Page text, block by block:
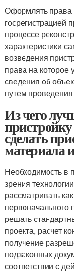
Оформлять права
госрегистрацией
процессе
характеристики
возведения
права на которое
сведения об
путем проведения
Из чего
сделать
материала
Необходимость в
зрения
рассматривать
первоначального
решать
проекта, расчет
получение
подзаконных
соответствии с